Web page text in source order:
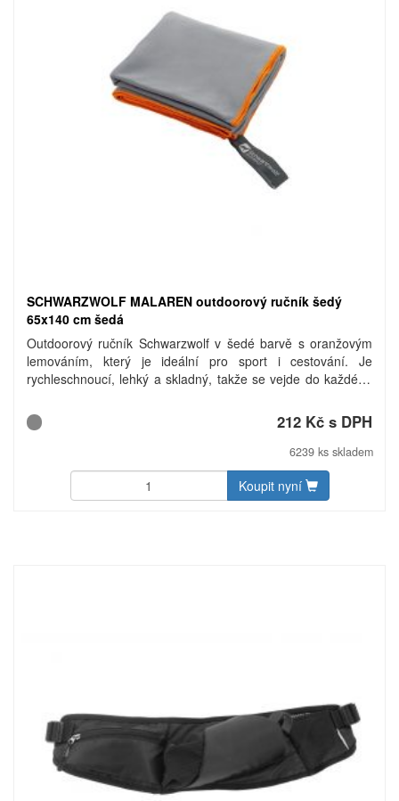
SCHWARZWOLF MALAREN outdoorový ručník šedý
65x140 cm šedá
Outdoorový ručník Schwarzwolf v šedé barvě s oranžovým
lemováním, který je ideální pro sport i cestování. Je
rychleschnoucí, lehký a skladný, takže se vejde do každého
příjemný k pokožce. Ručník obsahuje velmi praktické
odepínací poutko na zavěšení s logem Schwarzwolf. Díky
jeho rozměru jej můžete použít také jako podložku na ležení.
Písek nebo trávu z něj snadno vytřepete. Baleno v pytlíku z
polyesteru se síťovinou. Materiál: 100% polyester. Rozměry:
65 × 140 cm. Uhlíková stopa: gCO2 e3880.
212 Kč s DPH
6239 ks skladem
Koupit nyní